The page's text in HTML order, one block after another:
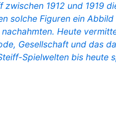
zwischen 1912 und 1919
solche Figuren ein Abbild
Heute
Gesellschaft und das
Spielwelten bis heute